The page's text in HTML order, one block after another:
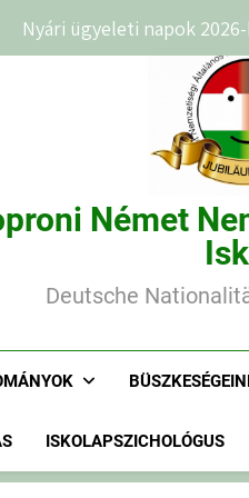
Német
Deutsche
ISKOLAPSZICHOLÓGUS
Nyári ügyeleti napok